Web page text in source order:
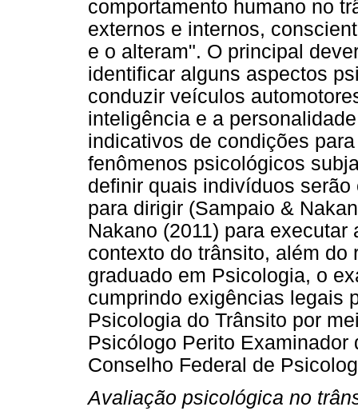
comportamento humano no
externos e internos,
e o alteram". O principal
identificar alguns aspectos
conduzir veículos
inteligência e a
indicativos de condições
fenômenos psicológicos
definir quais indivíduos
para dirigir (Sampaio &
Nakano (2011) para
contexto do trânsito, além
graduado em Psicologia, o
cumprindo exigências legais
Psicologia do Trânsito por
Psicólogo Perito
Conselho Federal de
Avaliação psicológica no